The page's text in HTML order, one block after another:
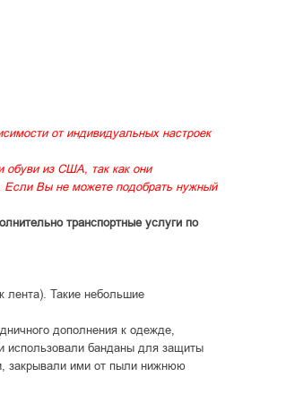
от индивидуальных настроек
обуви из США, так как они
Если Вы не можете подобрать нужный
транспортные услуги по
лента). Такие небольшие
дополнения к одежде,
использовали банданы для защиты
закрывали ими от пыли нижнюю